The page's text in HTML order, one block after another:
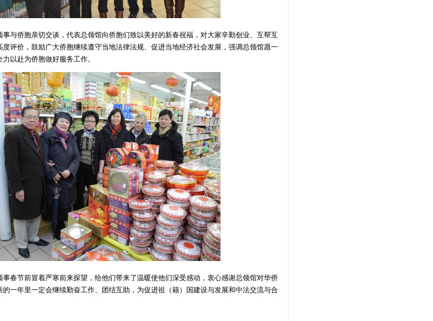
侨胞亲切交谈，代表总领馆向侨胞们致以美好的新春祝福，对大家辛勤创业、互帮互
度评价，鼓励广大侨胞继续遵守当地法律法规、促进当地经济社会发展，强调总领馆愿一
以赴为侨胞做好服务工作。
节前冒着严寒前来探望，给他们带来了温暖使他们深受感动，衷心感谢总领馆对华侨
一年里一定会继续勤奋工作、团结互助，为促进祖（籍）国建设与发展和中法交流与合